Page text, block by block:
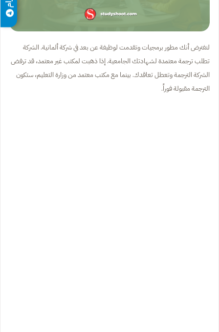
لنفترض أنك مطور برمجيات وتقدمت لوظيفة عن بعد في شركة ألمانية. الشركة
تطلب ترجمة معتمدة لشهادتك الجامعية. إذا ذهبت لمكتب غير معتمد، قد ترفض
الشركة الترجمة وتعطل تعاقدك. بينما مع مكتب معتمد من وزارة التعليم، ستكون
الترجمة مقبولة فوراً.